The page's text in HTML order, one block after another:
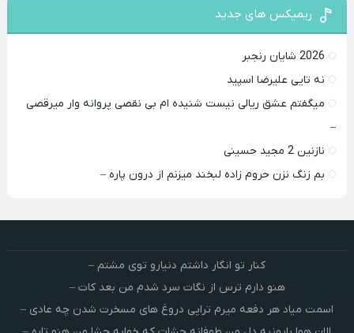
ریمیکس های جدید
2026 شایان رنجبر
نه تایی علیرضا اسپید
میگفتم عشق ریالی نیست شنیده ام بی نقصی پروانه وار میرقصی
–
نازنین 2 مجید حسینی
بم زنگ نزن حروم زاده لبخند میزنم از درون پاره –
کنار تو انگار داشتم دنیارو توی مشتم –
هنو دارم ترس از نگات سرد شدم من بعد کات –
اسمت میاد هر دفعه میرم تراپی دروغ‌ های مسخرت شدن چه عادی –